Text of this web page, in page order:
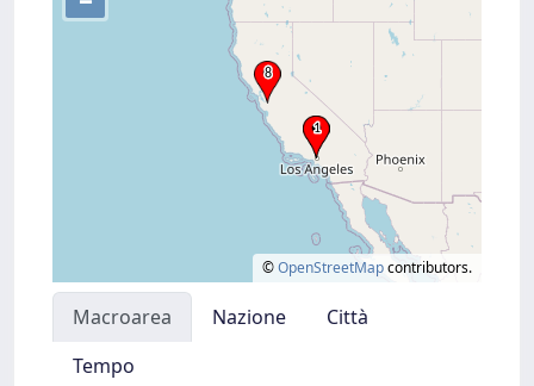
©OpenStreetMapcontributors.
Macroarea Nazione
Città
Tempo